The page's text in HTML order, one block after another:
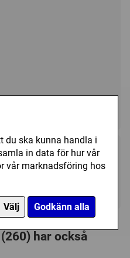
du ska kunna handla i
in data för hur vår
vår marknadsföring hos
Välj Godkänn alla
Utgått
Trefl: Disney -
har också